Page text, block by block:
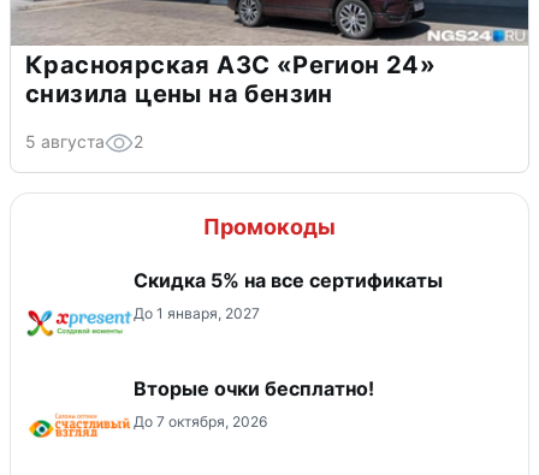
Красноярская АЗС «Регион 24»
снизила цены на бензин
5 августа 2
Промокоды
Скидка 5% на все сертификаты
До 1 января, 2027
Вторые очки бесплатно!
До 7 октября, 2026